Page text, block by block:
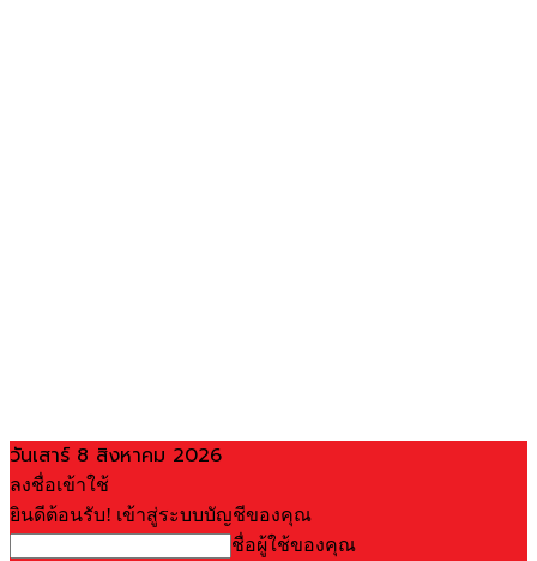
วันเสาร์ 8 สิงหาคม 2026
ลงชื่อเข้าใช้
ยินดีต้อนรับ! เข้าสู่ระบบบัญชีของคุณ
ชื่อผู้ใช้ของคุณ